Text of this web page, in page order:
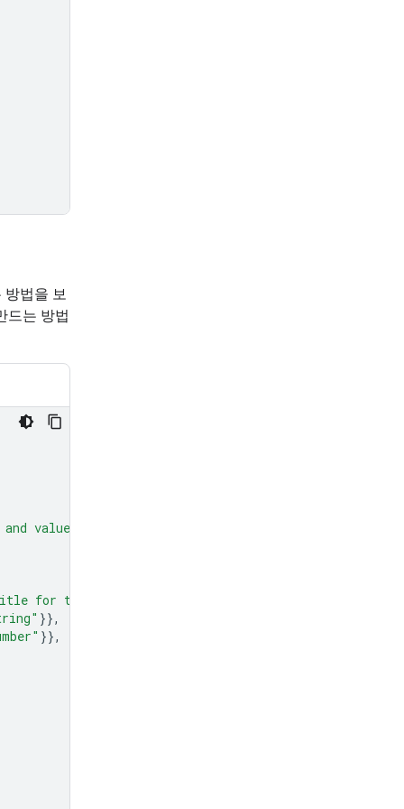
방법을 보
드는 방법
values."
for the chart."
}},
}},